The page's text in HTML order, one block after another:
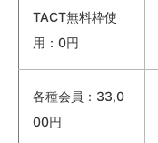
TACT無料枠使
用：0円
各種会員：33,0
00円